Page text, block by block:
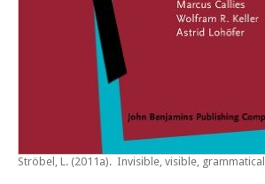
Ströbel, L. (2011a). Invisible, visible,